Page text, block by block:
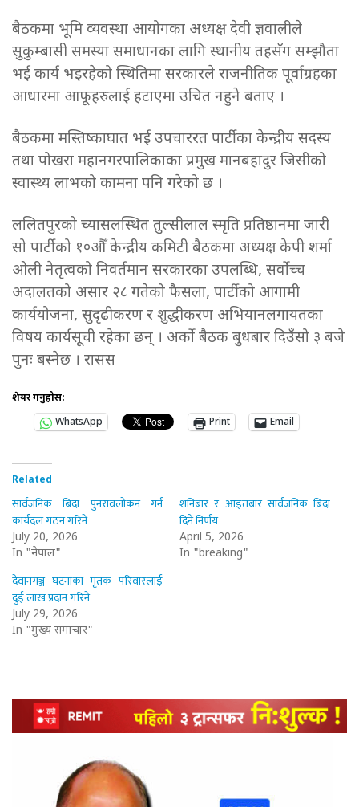
बैठकमा भूमि व्यवस्था आयोगका अध्यक्ष देवी ज्ञवालीले
सुकुम्बासी समस्या समाधानका लागि स्थानीय तहसँग सम्झौता
भई कार्य भइरहेको स्थितिमा सरकारले राजनीतिक पूर्वाग्रहका
आधारमा आफूहरुलाई हटाएमा उचित नहुने बताए ।
बैठकमा मस्तिष्काघात भई उपचाररत पार्टीका केन्द्रीय सदस्य
तथा पोखरा महानगरपालिकाका प्रमुख मानबहादुर जिसीको
स्वास्थ्य लाभको कामना पनि गरेको छ ।
ललितपुरको च्यासलस्थित तुल्सीलाल स्मृति प्रतिष्ठानमा जारी
सो पार्टीको १०औँ केन्द्रीय कमिटी बैठकमा अध्यक्ष केपी शर्मा
ओली नेतृत्वको निवर्तमान सरकारका उपलब्धि, सर्वोच्च
अदालतको असार २८ गतेको फैसला, पार्टीको आगामी
कार्ययोजना, सुदृढीकरण र शुद्धीकरण अभियानलगायतका
विषय कार्यसूची रहेका छन् । अर्को बैठक बुधबार दिउँसो ३ बजे
पुनः बस्नेछ । रासस
शेयर गर्नुहोस:
WhatsApp
Print Email
Related
सार्वजनिक बिदा पुनरावलोकन गर्न
कार्यदल गठन गरिने
July 20, 2026
In "नेपाल"
शनिबार र आइतबार सार्वजनिक बिदा
दिने निर्णय
April 5, 2026
In "breaking"
देवानगञ्ज घटनाका मृतक परिवारलाई
दुई लाख प्रदान गरिने
July 29, 2026
In "मुख्य समाचार"